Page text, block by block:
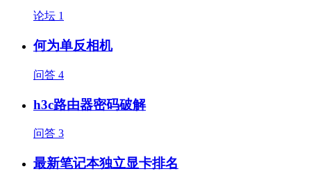
论坛 1
何为单反相机
问答 4
h3c路由器密码破解
问答 3
最新笔记本独立显卡排名